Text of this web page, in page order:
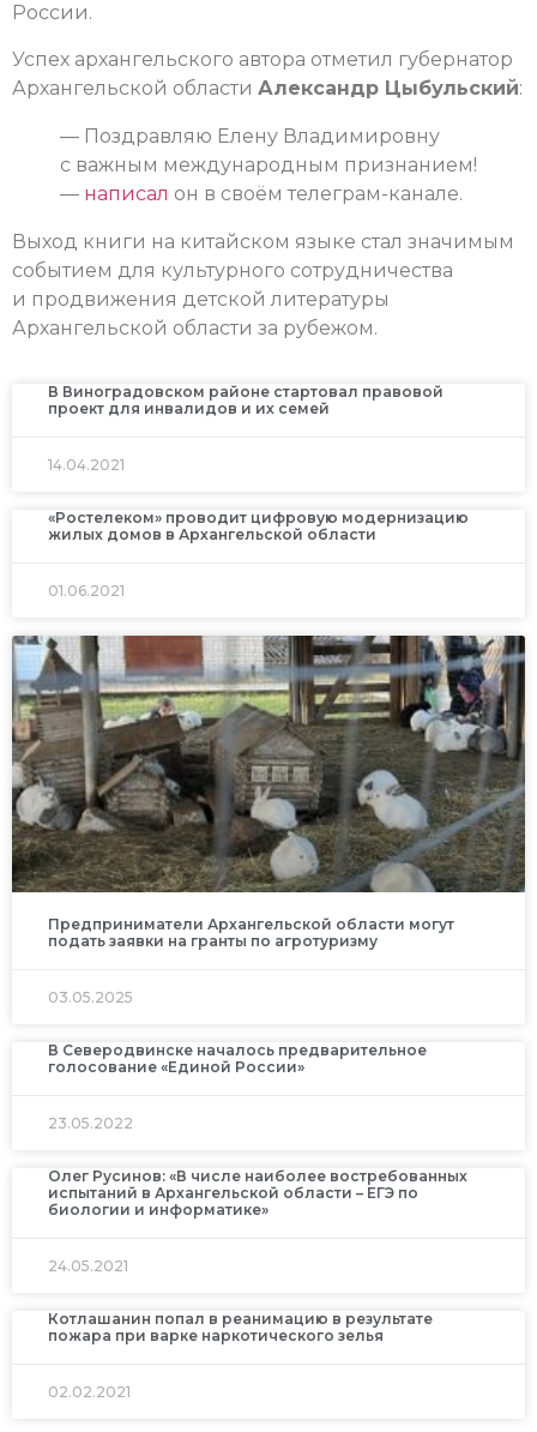
России.
Успех архангельского автора отметил губернатор
Архангельской области Александр Цыбульский:
— Поздравляю Елену Владимировну
с важным международным признанием!
— написал он в своём телеграм-канале.
Выход книги на китайском языке стал значимым
событием для культурного сотрудничества
и продвижения детской литературы
Архангельской области за рубежом.
В Виноградовском районе стартовал правовой
проект для инвалидов и их семей
14.04.2021
«Ростелеком» проводит цифровую модернизацию
жилых домов в Архангельской области
01.06.2021
Предприниматели Архангельской области могут
подать заявки на гранты по агротуризму
03.05.2025
В Северодвинске началось предварительное
голосование «Единой России»
23.05.2022
Олег Русинов: «В числе наиболее востребованных
испытаний в Архангельской области – ЕГЭ по
биологии и информатике»
24.05.2021
Котлашанин попал в реанимацию в результате
пожара при варке наркотического зелья
02.02.2021